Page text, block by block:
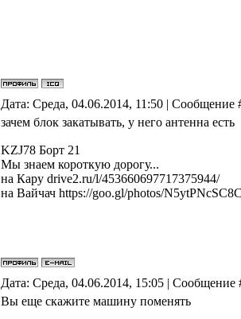
Дата: Среда, 04.06.2014, 11:50 | Сообщение
зачем блок закатывать, у него антенна есть
KZJ78 Борт 21
Мы знаем короткую дорогу...
на Кару drive2.ru/l/453660697717375944/
на Вайчач https://goo.gl/photos/
Дата: Среда, 04.06.2014, 15:05 | Сообщение
Вы еще скажите машину поменять